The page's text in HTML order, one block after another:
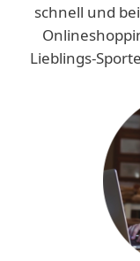
schnell und
Lieblings-